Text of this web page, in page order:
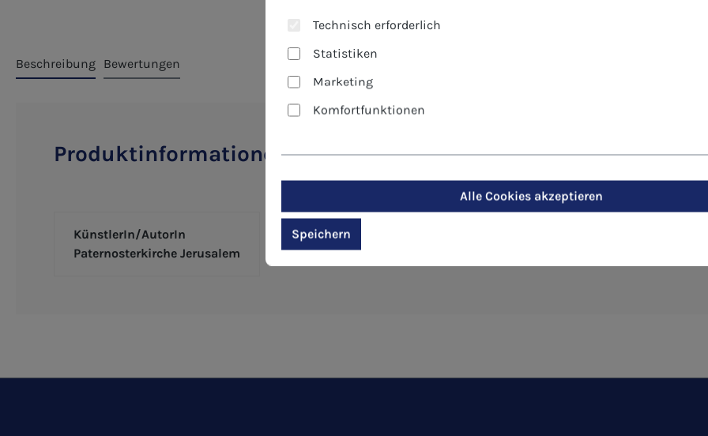
Beschreibung Bewertungen
Produktinformationen "Kunst-Postkarte - Vater unser"
KünstlerIn/AutorIn
Paternosterkirche Jerusalem
Technisch erforderlich
Statistiken
Marketing
Komfortfunktionen
Alle Cookies akzeptieren
Speichern